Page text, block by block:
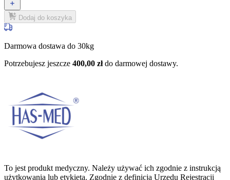
Dodaj do koszyka
Darmowa dostawa do 30kg
Potrzebujesz jeszcze 400,00 złdo darmowej dostawy.
To jest produkt medyczny. Należy używać ich zgodnie z instrukcją
użytkowania lub etykietą. Zgodnie z definicją Urzędu Rejestracji